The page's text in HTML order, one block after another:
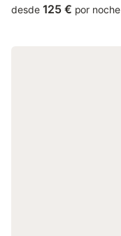
desde 125 € por noche